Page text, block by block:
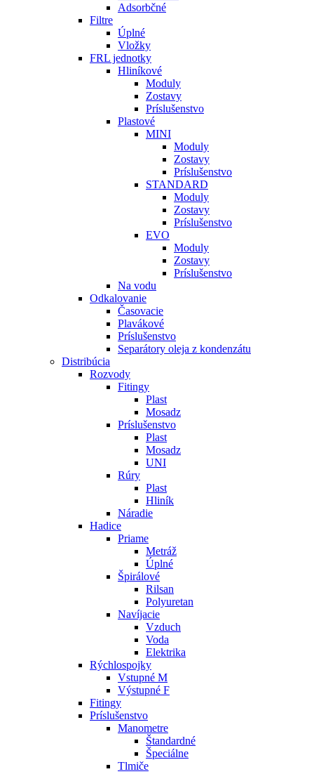
Adsorbčné
Filtre
Úplné
Vložky
FRL jednotky
Hliníkové
Moduly
Zostavy
Príslušenstvo
Plastové
MINI
Moduly
Zostavy
Príslušenstvo
STANDARD
Moduly
Zostavy
Príslušenstvo
EVO
Moduly
Zostavy
Príslušenstvo
Na vodu
Odkalovanie
Časovacie
Plavákové
Príslušenstvo
Separátory oleja z kondenzátu
Distribúcia
Rozvody
Fitingy
Plast
Mosadz
Príslušenstvo
Plast
Mosadz
UNI
Rúry
Plast
Hliník
Náradie
Hadice
Priame
Metráž
Úplné
Špirálové
Rilsan
Polyuretan
Navíjacie
Vzduch
Voda
Elektrika
Rýchlospojky
Vstupné M
Výstupné F
Fitingy
Príslušenstvo
Manometre
Štandardné
Špeciálne
Tlmiče